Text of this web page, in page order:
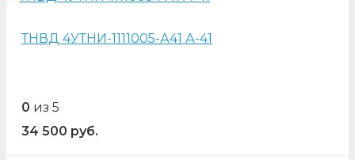
ТНВД 4УТНИ-1111005-А41 А-41
0 из 5
34 500 руб.